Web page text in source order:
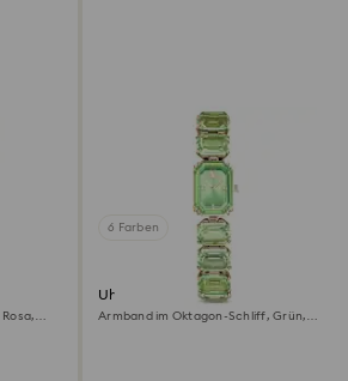
6 Farben
Uhr
Armband im Oktagon-Schliff, Grün,